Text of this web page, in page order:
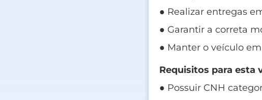
● Realizar entregas
● Garantir a correta
● Manter o veículo
Requisitos para esta
● Possuir CNH